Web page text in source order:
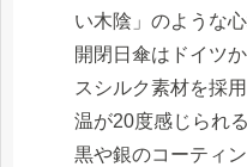
い木陰」のような
開閉日傘はドイツ
スシルク素材を採
温が20度感じられ
黒や銀のコーティ